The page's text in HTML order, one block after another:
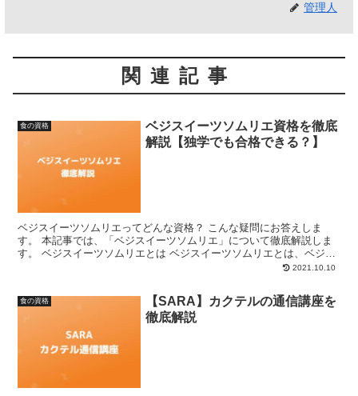
管理人
関連記事
食の資格
ベジスイーツソムリエ資格を徹底
解説【独学でも合格できる？】
ベジスイーツソムリエってどんな資格？ こんな疑問にお答えしま
す。 本記事では、「ベジスイーツソムリエ」について徹底解説しま
す。 ベジスイーツソムリエとは ベジスイーツソムリエとは、ベジス
イーツに関するあらゆる知識を身につけた方に認定される資...2021.10.10
食の資格
【SARA】カクテルの通信講座を
徹底解説